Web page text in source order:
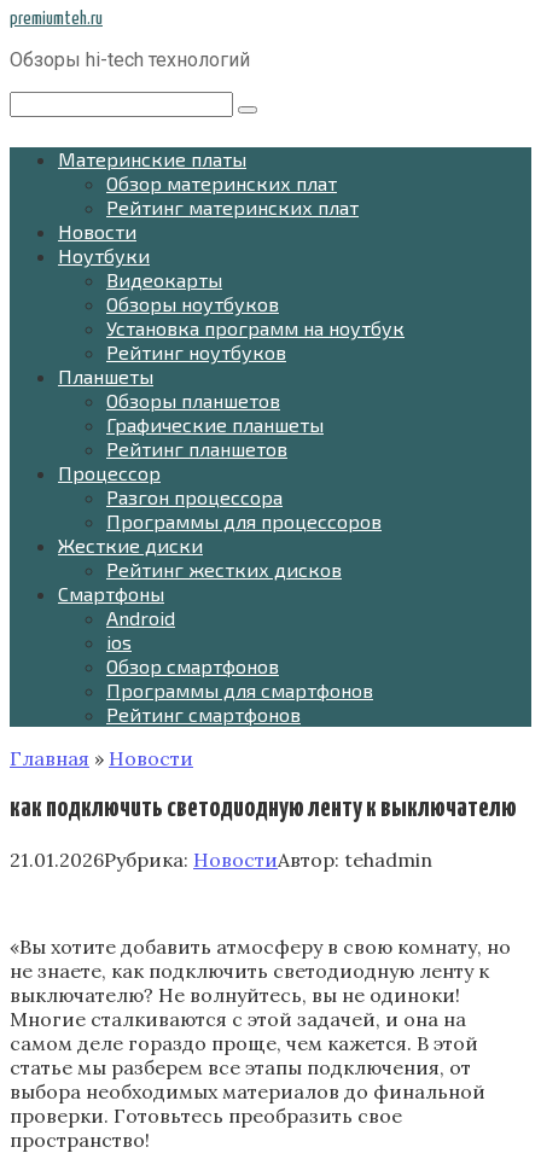
Перейти
контенту
premiumteh.ru
Обзоры hi-tech технологий
Материнские платы
Обзор материнских плат
Рейтинг материнских плат
Новости
Ноутбуки
Видеокарты
Обзоры ноутбуков
Установка программ на ноутбук
Рейтинг ноутбуков
Планшеты
Обзоры планшетов
Графические планшеты
Рейтинг планшетов
Процессор
Разгон процессора
Программы для процессоров
Жесткие диски
Рейтинг жестких дисков
Смартфоны
Android
ios
Обзор смартфонов
Программы для смартфонов
Рейтинг смартфонов
Главная » Новости
как подключить светодиодную ленту к выключателю
21.01.2026Рубрика: НовостиАвтор: tehadmin
«Вы хотите добавить атмосферу в свою комнату‚ но
не знаете‚ как подключить светодиодную ленту к
выключателю? Не волнуйтесь‚ вы не одиноки!
Многие сталкиваются с этой задачей‚ и она на
самом деле гораздо проще‚ чем кажется. В этой
статье мы разберем все этапы подключения‚ от
выбора необходимых материалов до финальной
проверки. Готовьтесь преобразить свое
пространство!